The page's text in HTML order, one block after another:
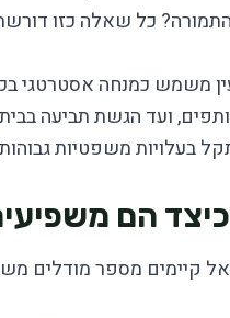
כל שאלה כזו
משמש כמנחה אסטרטגי
ועד הגשת תביעה
בעלויות משפטיות
הם
קיימים מספר מודלים